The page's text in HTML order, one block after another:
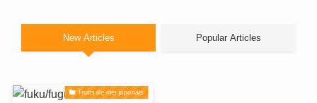
New Articles Popular Articles
Fruits de mer japonais